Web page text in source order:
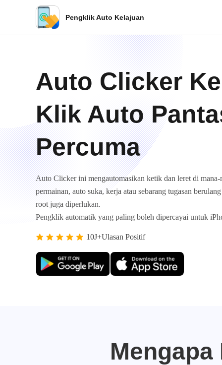
Pengklik Auto Kelajuan
Auto Clicker
Klik Auto
Percuma
Auto Clicker ini mengautomasikan ketik dan leret di
permainan, auto suka, kerja atau sebarang tugasan
root juga diperlukan.
Pengklik automatik yang paling boleh dipercayai untuk
10J+Ulasan Positif